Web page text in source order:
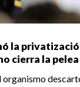
la
cierra la
organismo